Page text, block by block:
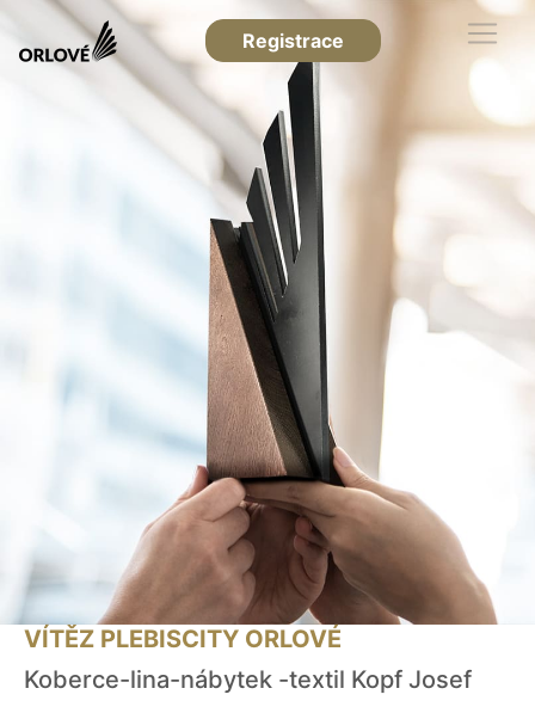
Registrace
VÍTĚZ PLEBISCITY ORLOVÉ
Koberce-lina-nábytek -textil Kopf Josef